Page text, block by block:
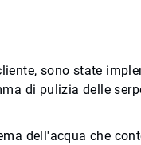
sono state
di pulizia delle
dell'acqua che